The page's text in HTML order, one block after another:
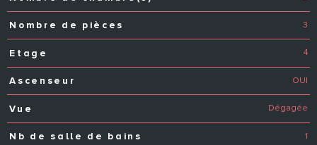
Nombre de pièces 3
Etage 4
Ascenseur OUI
Vue Dégagée
Nb de salle de bains 1